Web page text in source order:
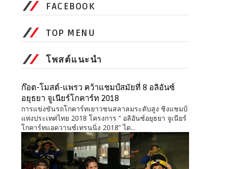
FACEBOOK
TOP MENU
โพสต์แนะนำ
ก๊อต-โมสต์-แพรว คว้าแชมป์สมัยที่ 8 อลิอันซ์
อยุธยา จูเนียร์โกคาร์ท 2018
การแข่งขันรถโกคาร์ทเยาวชนสลาลมระดับสูง ชิงแชมป์
แห่งประเทศไทย 2018 โครงการ “ อลิอันซ์อยุธยา จูเนียร์
โกคาร์ทแอดวานซ์เทรนนิ่ง 2018” ได...